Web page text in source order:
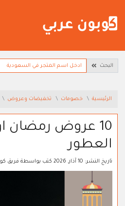
البحث
الرئيسية خصومات تخفيضات وعروض
10 عروض رمضان
العطور
تاريخ النشر: 10 آذار, 2026 كتب بواسطة فريق